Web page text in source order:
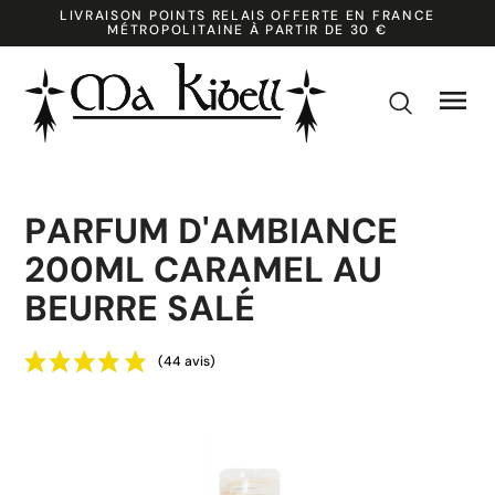
LIVRAISON POINTS RELAIS OFFERTE EN FRANCE
MÉTROPOLITAINE À PARTIR DE 30 €

k
PARFUM D'AMBIANCE
200ML CARAMEL AU
BEURRE SALÉ
(44 avis)